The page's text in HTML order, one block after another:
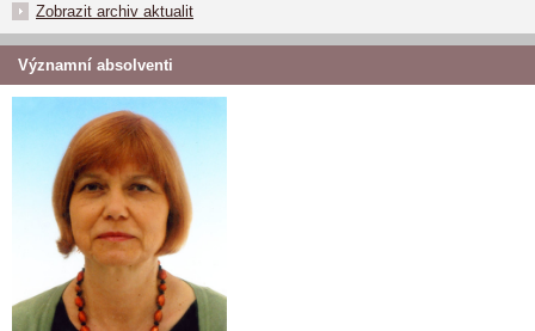
Zobrazit archiv aktualit
Významní absolventi